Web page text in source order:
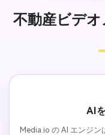
不動産ビデ
AI
Media.io の AI エンジン